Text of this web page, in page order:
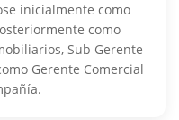
inicialmente como
como
Sub Gerente
Gerente Comercial